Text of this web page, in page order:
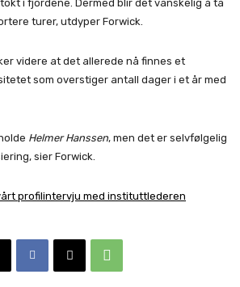
i fjordene. Dermed blir det vanskelig å ta
turer, utdyper Forwick.
videre at det allerede nå finnes et
som overstiger antall dager i et år med
Helmer Hanssen, men det er selvfølgelig
sier Forwick.
profilintervju med instituttlederen